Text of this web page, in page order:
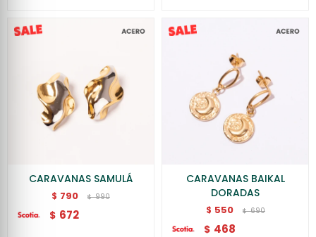
CARAVANAS SAMULÁ
$ 790 $ 990
$ 672
CARAVANAS BAIKAL
DORADAS
$ 550 $ 690
$ 468